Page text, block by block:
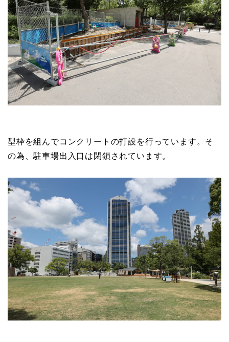
型枠を組んでコンクリートの打設を行っています。そ
の為、駐車場出入口は閉鎖されています。